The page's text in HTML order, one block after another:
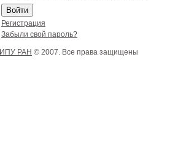
Регистрация
Забыли свой пароль?
ИПУ РАН © 2007. Все права защищены